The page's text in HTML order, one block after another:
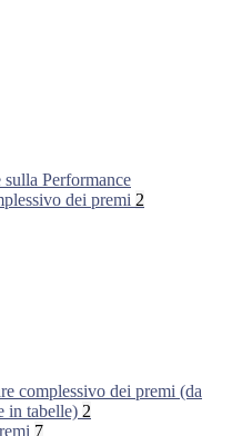
sulla Performance
dei premi 2
complessivo dei premi (da
in tabelle) 2
7